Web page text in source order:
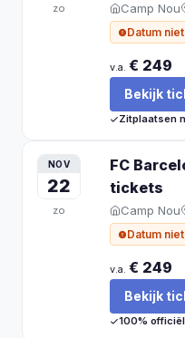
zo Camp Nou
Datum
v.a. € 249
Bekijk
Zitplaatsen
NOV
22
zo
FC
tickets
Camp Nou
Datum
v.a. € 249
Bekijk
100%